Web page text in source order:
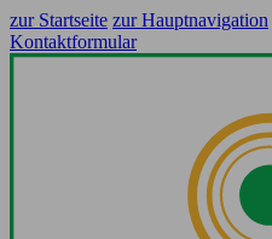
zur Startseite zur Hauptnavigation
Kontaktformular